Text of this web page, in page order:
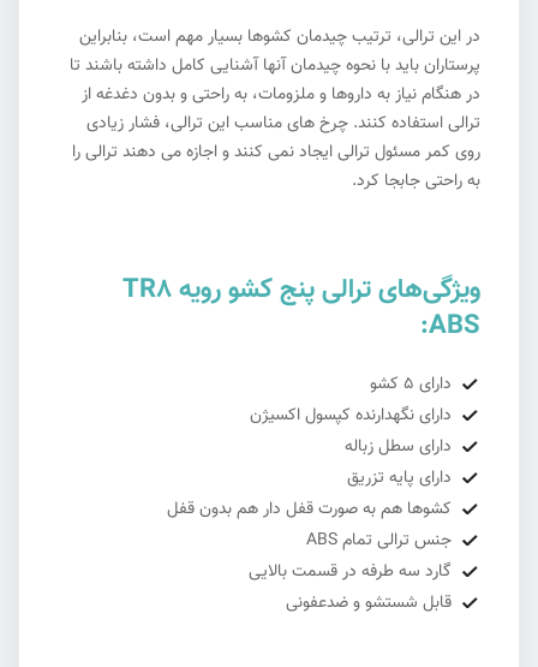
در این ترالی، ترتیب چیدمان کشوها بسیار مهم است، بنابراین
پرستاران باید با نحوه چیدمان آنها آشنایی کامل داشته باشند تا
در هنگام نیاز به داروها و ملزومات، به راحتی و بدون دغدغه از
ترالی استفاده کنند. چرخ های مناسب این ترالی، فشار زیادی
روی کمر مسئول ترالیایجاد نمی کنند و اجازه می دهند ترالی را
به راحتی جابجا کرد.
ویژگی‌های ترالی پنج کشو رویه TR8
ABS:
دارای 5 کشو
دارای نگهدارنده کپسول اکسیژن
دارای سطل زباله
دارای پایه تزریق
کشوها هم به صورت قفل دار هم بدون قفل
جنس ترالی تمام ABS
گارد سه طرفه در قسمت بالایی
قابل شستشو و ضدعفونی